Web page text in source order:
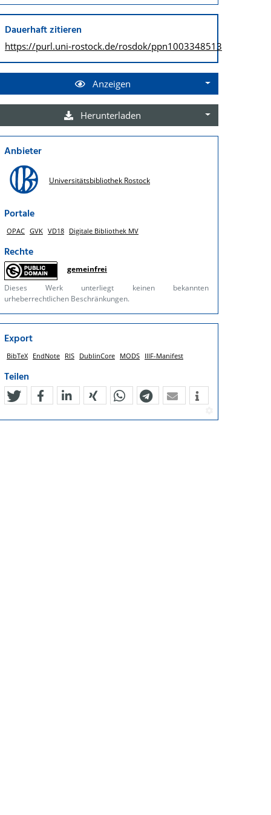
Dauerhaft zitieren
https://purl.uni-rostock.de/rosdok/ppn1003348513
Anzeigen
Herunterladen
Anbieter
Universitätsbibliothek Rostock
Portale
OPAC GVK VD18 Digitale Bibliothek MV
Rechte
gemeinfrei
Dieses Werk unterliegt keinen bekannten
urheberrechtlichen Beschränkungen.
Export
BibTeX EndNote RIS DublinCore MODS IIIF-Manifest
Teilen